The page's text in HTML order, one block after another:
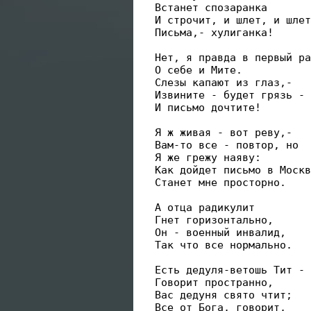
Встанет спозаранка
И строчит, и шлет, и шлет
Письма,- хулиганка!
Нет, я правда в первый
О себе и Мите.
Слезы капают из глаз,-
Извините - будет грязь -
И письмо дочтите!
Я ж живая - вот реву,-
Вам-то все - повтор, но
Я же грежу наяву:
Как дойдет письмо в
Станет мне просторно.
А отца радикулит
Гнет горизонтально,
Он - военный инвалид,
Так что все нормально.
Есть дедуля-ветошь Тит -
Говорит пространно,
Вас дедуня свято чтит;
Все от Бога, говорит,